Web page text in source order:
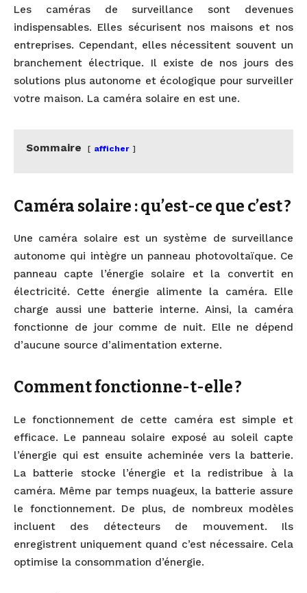
Les caméras de surveillance sont devenues
indispensables. Elles sécurisent nos maisons et nos
entreprises. Cependant, elles nécessitent souvent un
branchement électrique. Il existe de nos jours des
solutions plus autonome et écologique pour surveiller
votre maison. La caméra solaire en est une.
Sommaire afficher
Caméra solaire : qu’est-ce que c’est ?
Une caméra solaire est un système de surveillance
autonome qui intègre un panneau photovoltaïque. Ce
panneau capte l’énergie solaire et la convertit en
électricité. Cette énergie alimente la caméra. Elle
charge aussi une batterie interne. Ainsi, la caméra
fonctionne de jour comme de nuit. Elle ne dépend
d’aucune source d’alimentation externe.
Comment fonctionne-t-elle ?
Le fonctionnement de cette caméra est simple et
efficace. Le panneau solaire exposé au soleil capte
l’énergie qui est ensuite acheminée vers la batterie.
La batterie stocke l’énergie et la redistribue à la
caméra. Même par temps nuageux, la batterie assure
le fonctionnement. De plus, de nombreux modèles
incluent des détecteurs de mouvement. Ils
enregistrent uniquement quand c’est nécessaire. Cela
optimise la consommation d’énergie.